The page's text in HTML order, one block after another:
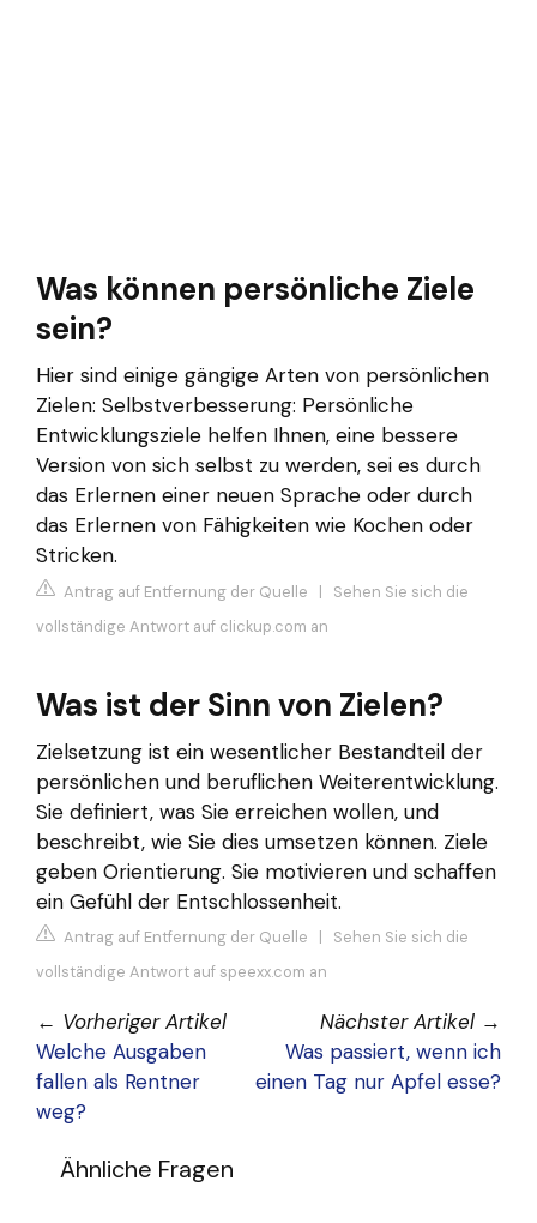
Was können persönliche Ziele
sein?
Hier sind einige gängige Arten von persönlichen
Zielen: Selbstverbesserung: Persönliche
Entwicklungsziele helfen Ihnen, eine bessere
Version von sich selbst zu werden, sei es durch
das Erlernen einer neuen Sprache oder durch
das Erlernen von Fähigkeiten wie Kochen oder
Stricken.
Antrag auf Entfernung der Quelle | Sehen Sie sich die
vollständige Antwort auf clickup.com an
Was ist der Sinn von Zielen?
Zielsetzung ist ein wesentlicher Bestandteil der
persönlichen und beruflichen Weiterentwicklung.
Sie definiert, was Sie erreichen wollen, und
beschreibt, wie Sie dies umsetzen können. Ziele
geben Orientierung. Sie motivieren und schaffen
ein Gefühl der Entschlossenheit.
Antrag auf Entfernung der Quelle | Sehen Sie sich die
vollständige Antwort auf speexx.com an
← Vorheriger Artikel
Welche Ausgaben
fallen als Rentner
weg?
Nächster Artikel →
Was passiert, wenn ich
einen Tag nur Apfel esse?
Ähnliche Fragen